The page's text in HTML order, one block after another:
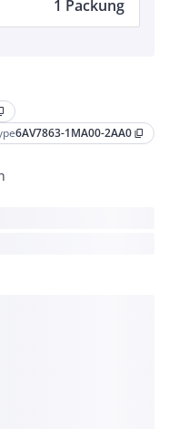
6AV7863-1MA00-2AA0 content_copy
1 Packung